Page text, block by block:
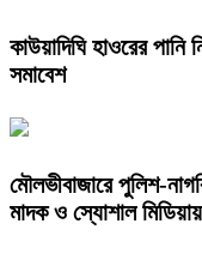
কাউয়াদিঘি হাওরের পানি
সমাবেশ
মৌলভীবাজারে পুলিশ-
মাদক ও স্যোশাল